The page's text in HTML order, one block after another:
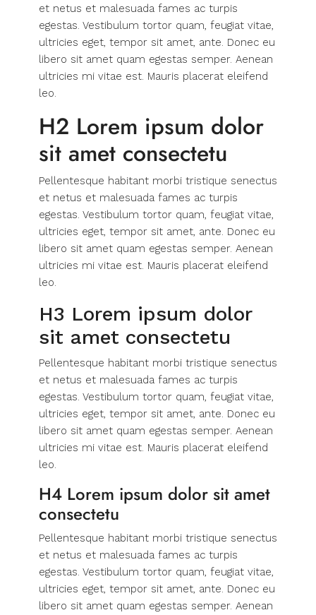
et netus et malesuada fames ac turpis
egestas. Vestibulum tortor quam, feugiat vitae,
ultricies eget, tempor sit amet, ante. Donec eu
libero sit amet quam egestas semper. Aenean
ultricies mi vitae est. Mauris placerat eleifend
leo.
H2 Lorem ipsum dolor
sit amet consectetu
Pellentesque habitant morbi tristique senectus
et netus et malesuada fames ac turpis
egestas. Vestibulum tortor quam, feugiat vitae,
ultricies eget, tempor sit amet, ante. Donec eu
libero sit amet quam egestas semper. Aenean
ultricies mi vitae est. Mauris placerat eleifend
leo.
H3 Lorem ipsum dolor
sit amet consectetu
Pellentesque habitant morbi tristique senectus
et netus et malesuada fames ac turpis
egestas. Vestibulum tortor quam, feugiat vitae,
ultricies eget, tempor sit amet, ante. Donec eu
libero sit amet quam egestas semper. Aenean
ultricies mi vitae est. Mauris placerat eleifend
leo.
H4 Lorem ipsum dolor sit amet
consectetu
Pellentesque habitant morbi tristique senectus
et netus et malesuada fames ac turpis
egestas. Vestibulum tortor quam, feugiat vitae,
ultricies eget, tempor sit amet, ante. Donec eu
libero sit amet quam egestas semper. Aenean